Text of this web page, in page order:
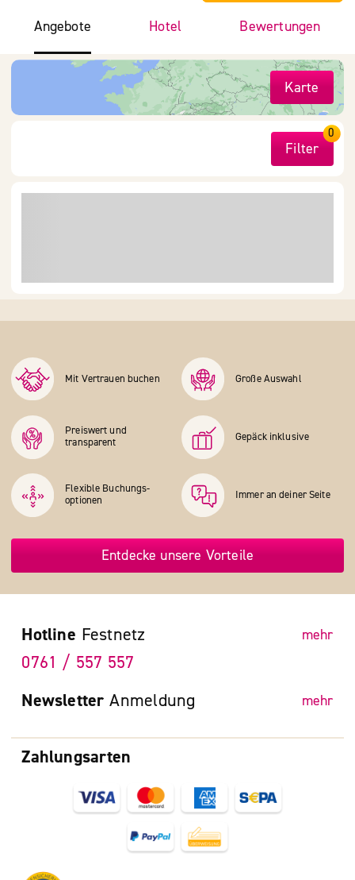
Angebote Hotel Bewertungen
Karte
Filter
0
Mit Vertrauen buchen Große Auswahl
Preiswert und
transparent
Gepäck inklusive
Flexible Buchungs­
optionen
Immer an deiner Seite
Entdecke unsere Vorteile
Zahlungsarten
Hotline Festnetz mehr
0761 / 557 557
Newsletter Anmeldung mehr